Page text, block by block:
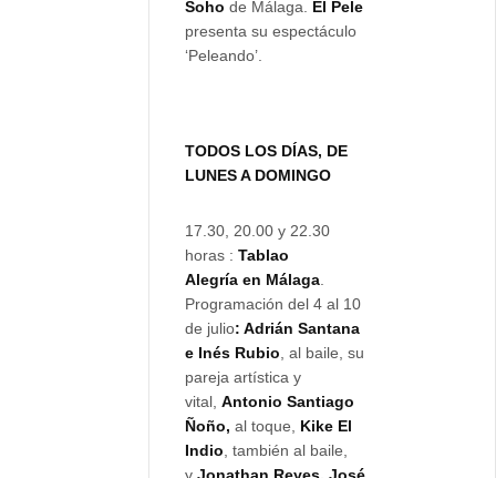
Soho de Málaga. El Pele
presenta su espectáculo
‘Peleando’.
TODOS LOS DÍAS, DE
LUNES A DOMINGO
17.30, 20.00 y 22.30
horas : Tablao
Alegría en Málaga
Programación del 4 al 10
de julio: Adrián Santana
e Inés Rubio , al baile, su
pareja artística y
vital,Antonio Santiago
Ñoño,al toque, Kike El
Indio , también al baile,